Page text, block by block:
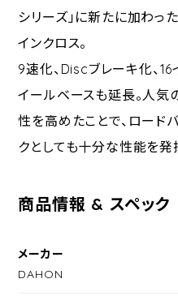
シリーズ」に新たに加わっ
インクロス。
9速化、Discブレーキ化、
イールベースも延長。人気
性を高めたことで、ロード
クとしても十分な性能を発
商品情報 & スペック
メーカー
DAHON